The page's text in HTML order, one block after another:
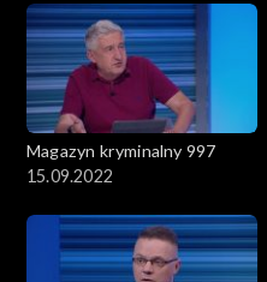
Magazyn kryminalny 997
15.09.2022